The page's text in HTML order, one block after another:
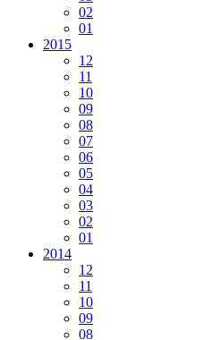
02
01
2015
12
11
10
09
08
07
06
05
04
03
02
01
2014
12
11
10
09
08